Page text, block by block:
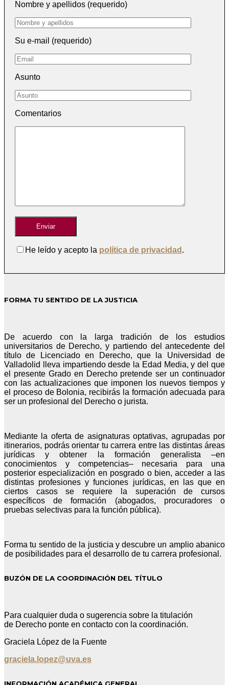
Nombre y apellidos (requerido)
Su e-mail (requerido)
Asunto
Comentarios
He leído y acepto la política de privacidad .
FORMA TU SENTIDO DE LA JUSTICIA
De acuerdo con la larga tradición de los estudios
universitarios de Derecho, y partiendo del antecedente del
título de Licenciado en Derecho, que la Universidad de
Valladolid lleva impartiendo desde la Edad Media, y del que
el presente Grado en Derecho pretende ser un continuador
con las actualizaciones que imponen los nuevos tiempos y
el proceso de Bolonia, recibirás la formación adecuada para
ser un profesional del Derecho o jurista.
Mediante la oferta de asignaturas optativas, agrupadas por
itinerarios, podrás orientar tu carrera entre las distintas áreas
jurídicas y obtener la formación generalista –en
conocimientos y competencias– necesaria para una
posterior especialización en posgrado o bien, acceder a las
distintas profesiones y funciones jurídicas, en las que en
ciertos casos se requiere la superación de cursos
específicos de formación (abogados, procuradores o
pruebas selectivas para la función pública).
Forma tu sentido de la justicia y descubre un amplio abanico
de posibilidades para el desarrollo de tu carrera profesional.
BUZÓN DE LA COORDINACIÓN DEL TÍTULO
Para cualquier duda o sugerencia sobre la titulación
de Derecho ponte en contacto con la coordinación.
Graciela López de la Fuente
graciela.lopez@uva.es